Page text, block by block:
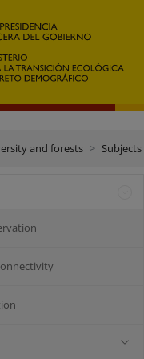
and forests Subjects